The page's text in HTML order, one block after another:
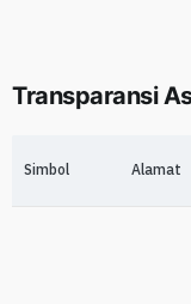
Transparansi
Simbol Alamat